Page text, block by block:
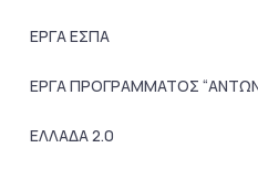
ΕΡΓΑ ΕΣΠΑ
ΕΡΓΑ ΠΡΟΓΡΑΜΜΑΤΟΣ
ΕΛΛΑΔΑ 2.0